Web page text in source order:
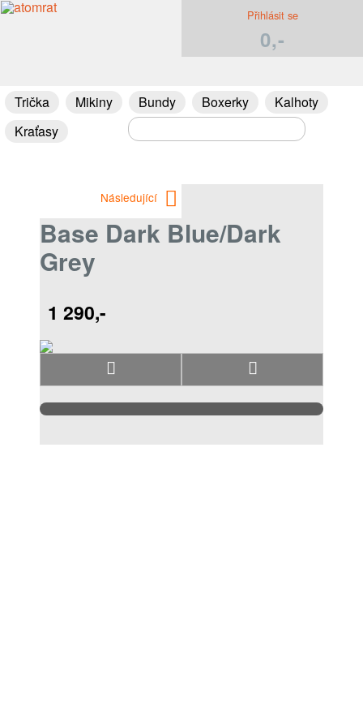
Přihlásit se
0,-
Trička Mikiny Bundy Boxerky
Kalhoty
Kraťasy
Následující
Base Dark Blue/Dark
Grey
1 290,-